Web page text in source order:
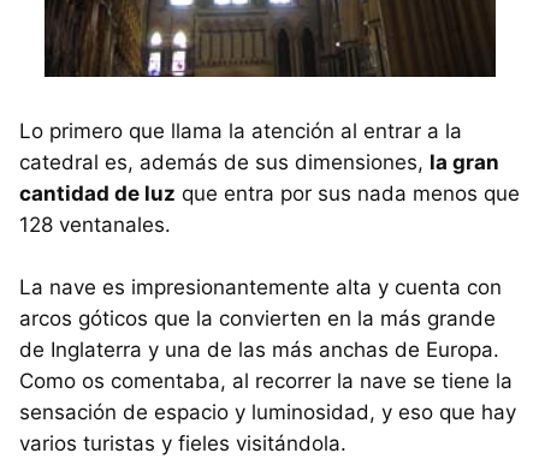
Lo primero que llama la atención al entrar a la
catedral es, además de sus dimensiones, la gran
cantidad de luz que entra por sus nada menos que
128 ventanales.
La nave es impresionantemente alta y cuenta con
arcos góticos que la convierten en la más grande
de Inglaterra y una de las más anchas de Europa.
Como os comentaba, al recorrer la nave se tiene la
sensación de espacio y luminosidad, y eso que hay
varios turistas y fieles visitándola.